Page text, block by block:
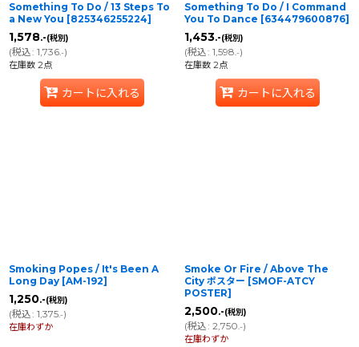
Something To Do / 13 Steps To
a New You [825346255224]
1,578.-(税別)
(税込: 1,736.-)
在庫数 2点
カートに入れる
Something To Do / I Command
You To Dance [634479600876]
1,453.-(税別)
(税込: 1,598 .-)
在庫数 2点
カートに入れる
Smoking Popes / It's Been A
Long Day [AM-192]
1,250.-(税別)
(税込: 1,375.-)
在庫わずか
Smoke Or Fire / Above The
City ポスター [SMOF-ATCY
POSTER]
2,500.-(税別)
(税込: 2,750 .-)
在庫わずか